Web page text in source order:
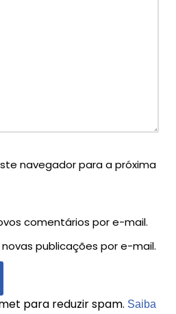
navegador para a próxima
comentários por e-mail.
publicações por e-mail.
para reduzir spam. Saiba